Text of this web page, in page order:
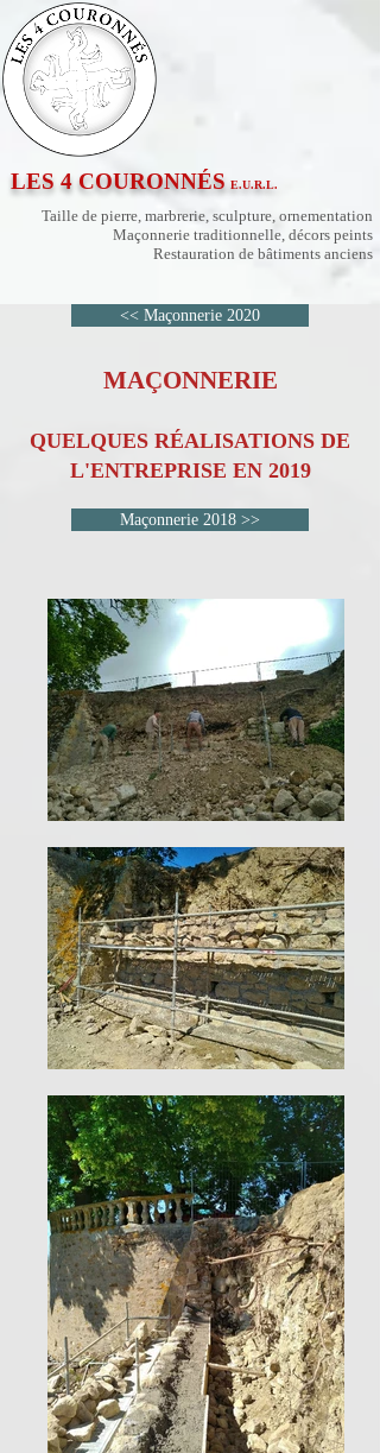
LES 4 COURONNÉS E.U.R.L.
Taille de pierre, marbrerie, sculpture, ornementation
Maçonnerie traditionnelle, décors peints
Restauration de bâtiments anciens
<< Maçonnerie 2020
MAÇONNERIE
QUELQUES RÉALISATIONS DE
L'ENTREPRISE EN 2019
Maçonnerie 2018 >>